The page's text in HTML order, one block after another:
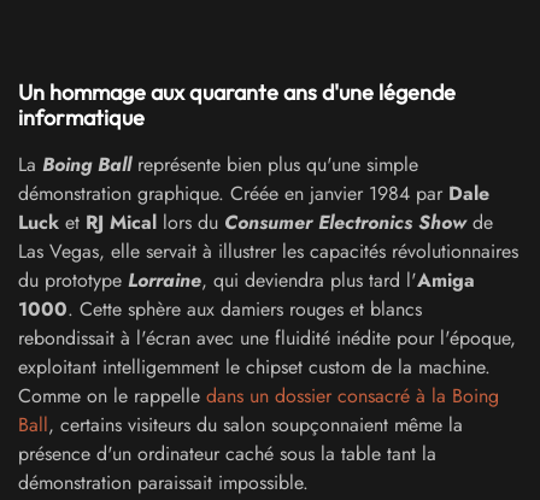
Un hommage aux quarante ans d'une légende
informatique
La Boing Ballreprésente bien plus qu'une simple
démonstration graphique. Créée en janvier 1984 par Dale
Luck et RJ Mical lors du Consumer Electronics Showde
Las Vegas, elle servait à illustrer les capacités révolutionnaires
du prototype Lorraine, qui deviendra plus tard l'Amiga
1000. Cette sphère aux damiers rouges et blancs
rebondissait à l'écran avec une fluidité inédite pour l'époque,
exploitant intelligemment le chipset custom de la machine.
Comme on le rappelle dans un dossier consacré à la Boing
Ball, certains visiteurs du salon soupçonnaient même la
présence d'un ordinateur caché sous la table tant la
démonstration paraissait impossible.